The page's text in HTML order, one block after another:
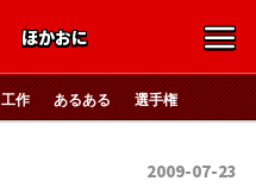
ほかおに
工作 あるある 選手権
2009-07-23